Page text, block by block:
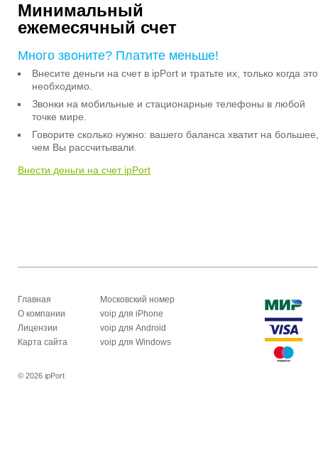
Минимальный
ежемесячный счет
Много звоните? Платите меньше!
Внесите деньги на счет в ipPort и тратьте их, только когда это
необходимо.
Звонки на мобильные и стационарные телефоны в любой
точке мире.
Говорите сколько нужно: вашего баланса хватит на большее,
чем Вы рассчитывали.
Внести деньги на счет ipPort
Главная
О компании
Лицензии
Карта сайта
Московский номер
voip для iPhone
voip для Android
voip для Windows
© 2026 ipPort